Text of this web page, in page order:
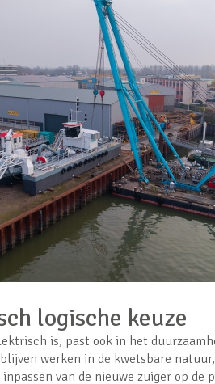
logische keuze
is, past ook in het
werken in de kwetsbare
van de nieuwe zuiger op de